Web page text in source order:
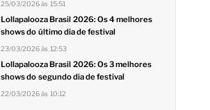
25/03/2026 às 15:51
Lollapalooza Brasil 2026: Os 4 melhores
shows do último dia de festival
23/03/2026 às 12:53
Lollapalooza Brasil 2026: Os 3 melhores
shows do segundo dia de festival
22/03/2026 às 10:12